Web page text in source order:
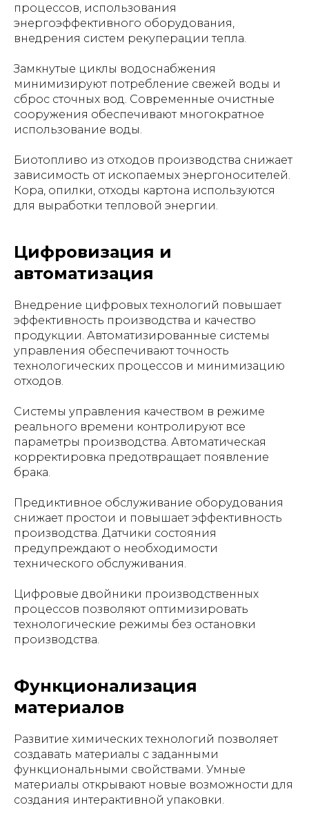
процессов, использования
энергоэффективного оборудования,
внедрения систем рекуперации тепла.
Замкнутые циклы водоснабжения
минимизируют потребление свежей воды и
сброс сточных вод. Современные очистные
сооружения обеспечивают многократное
использование воды.
Биотопливо из отходов производства снижает
зависимость от ископаемых энергоносителей.
Кора, опилки, отходы картона используются
для выработки тепловой энергии.
Цифровизация и
автоматизация
Внедрение цифровых технологий повышает
эффективность производства и качество
продукции. Автоматизированные системы
управления обеспечивают точность
технологических процессов и минимизацию
отходов.
Системы управления качеством в режиме
реального времени контролируют все
параметры производства. Автоматическая
корректировка предотвращает появление
брака.
Предиктивное обслуживание оборудования
снижает простои и повышает эффективность
производства. Датчики состояния
предупреждают о необходимости
технического обслуживания.
Цифровые двойники производственных
процессов позволяют оптимизировать
технологические режимы без остановки
производства.
Функционализация
материалов
Развитие химических технологий позволяет
создавать материалы с заданными
функциональными свойствами. Умные
материалы открывают новые возможности для
создания интерактивной упаковки.